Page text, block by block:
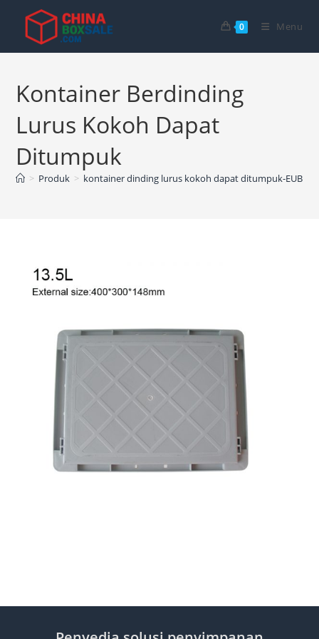
Langsung
konten
0 Menu
Kontainer Berdinding
Lurus Kokoh Dapat
Ditumpuk
> Produk > kontainer dinding lurus kokoh dapat ditumpuk-EUB